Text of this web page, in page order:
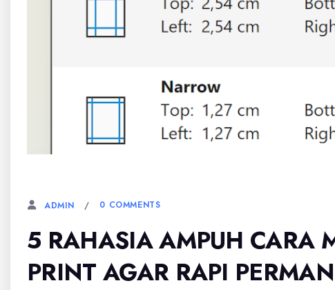
ADMIN 0 COMMENTS
5 RAHASIA AMPUH CARA
PRINT AGAR RAPI